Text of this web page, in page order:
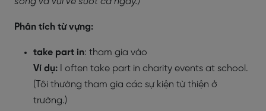
Phân tích từ vựng:
take part in: tham gia vào
Ví dụ: I often take part in charity events at school.
(Tôi thường tham gia các sự kiện từ thiện ở
trường.)